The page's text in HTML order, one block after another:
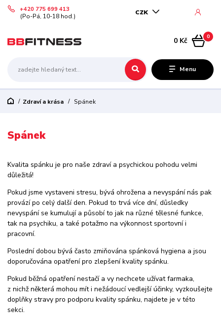
Menu
CZK
+420 775 699 413
(Po-Pá, 10-18 hod.)
0
0 Kč
Zdraví a krása Spánek
Spánek
Kvalita spánku je pro naše zdraví a psychickou pohodu velmi
důležitá!
Pokud jsme vystaveni stresu, bývá ohrožena a nevyspání nás pak
provází po celý další den. Pokud to trvá více dní, důsledky
nevyspání se kumulují a působí to jak na různé tělesné funkce,
tak na psychiku, a také potažmo na výkonnost sportovní i
pracovní.
Poslední dobou bývá často zmiňována spánková hygiena a jsou
doporučována opatření pro zlepšení kvality spánku.
Pokud běžná opatření nestačí a vy nechcete užívat farmaka,
z nichž některá mohou mít i nežádoucí vedlejší účinky, vyzkoušejte
doplňky stravy pro podporu kvality spánku, najdete je v této
sekci.